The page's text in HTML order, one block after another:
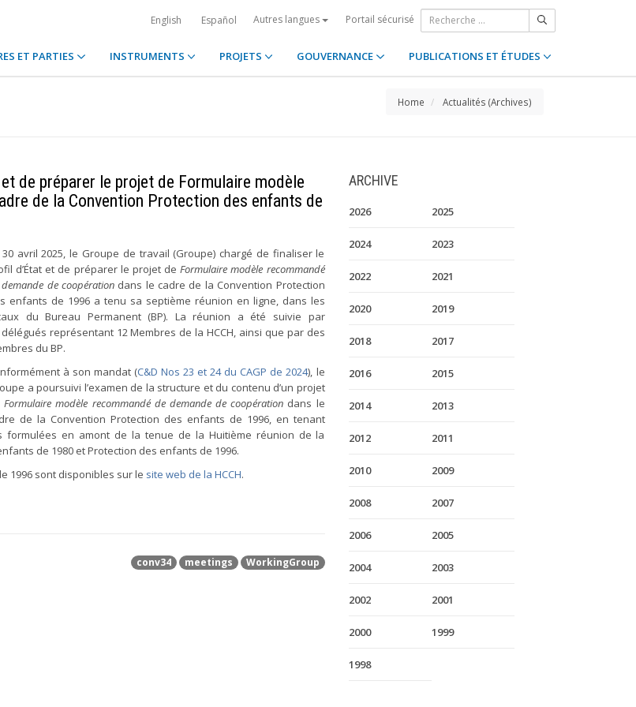
English Español Autres langues Portail sécurisé
ET PARTIES INSTRUMENTS PROJETS GOUVERNANCE PUBLICATIONS ET ÉTUDES
Home Actualités (Archives)
de préparer le projet de Formulaire modèle
de la Convention Protection des enfants de
30 avril 2025, le Groupe de travail (Groupe) chargé de finaliser le
d’État et de préparer le projet deFormulaire modèle recommandé
de coopération dans le cadre de la Convention Protection
enfants de 1996 a tenu sa septième réunion en ligne, dans les
du Bureau Permanent (BP). La réunion a été suivie par
délégués représentant 12 Membres de la HCCH, ainsi que par des
du BP.
à son mandat (C&D Nos 23 et 24 du CAGP de 2024), le
a poursuivi l’examen de la structure et du contenu d’un projet
Formulaire modèle recommandé de demande de coopération dans le
de la Convention Protection des enfants de 1996, en tenant
formulées en amont de la tenue de la Huitième réunion de la
de 1980 et Protection des enfants de 1996.
1996 sont disponibles sur le site web de la HCCH.
conv34 meetings WorkingGroup
ARCHIVE
2026 2025
2024 2023
2022 2021
2020 2019
2018 2017
2016 2015
2014 2013
2012 2011
2010 2009
2008 2007
2006 2005
2004 2003
2002 2001
2000 1999
1998